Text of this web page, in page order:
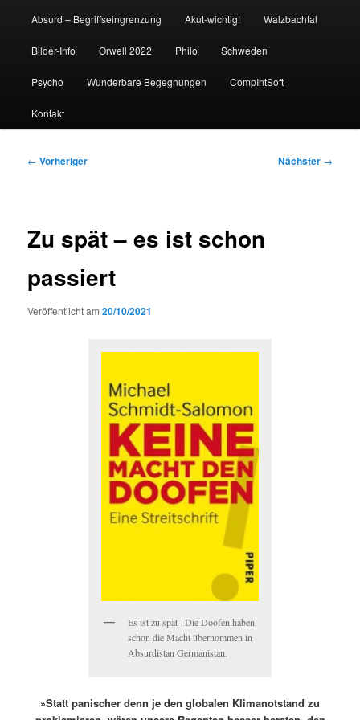
Absurd – Begriffseingrenzung Akut-wichtig! Walzbachtal
Bilder-Info Orwell 2022 Philo Schweden
Psycho Wunderbare Begegnungen CompIntSoft
Kontakt
Beitragsnavigation
← Vorheriger Nächster →
Zu spät – es ist schon
passiert
Veröffentlicht am20/10/2021
Es ist zu spät– Die Doofen haben
schon die Macht übernommen in
Absurdistan Germanistan.
»Statt panischer denn je den globalen Klimanotstand zu